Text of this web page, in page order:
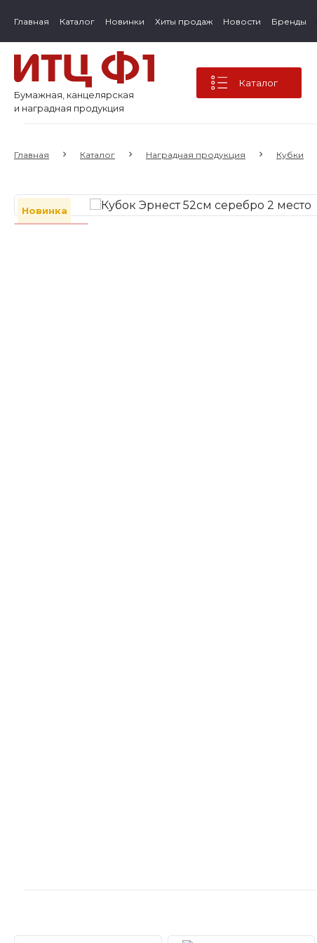
Главная Каталог Новинки Хиты продаж Новости Бренды
Бумажная, канцелярская
и наградная продукция
Каталог
Главная Каталог Наградная продукция Кубки
Новинка